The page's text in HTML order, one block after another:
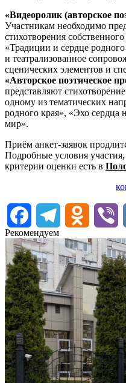
«Видеоролик (авторское
Участникам необходимо
стихотворения
«Традиции и сердце
и театрализованное
сценических элементов и
«Авторское поэтическое
представляют
одному из тематических
родного края», «Эхо сердца
мир».
Приём анкет-заявок
Подробные условия
критерии оценки есть в
FacebookTelegram
Рекомендуем